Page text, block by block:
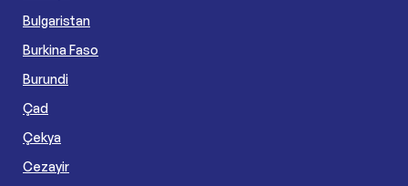
Bulgaristan
Burkina Faso
Burundi
Çad
Çekya
Cezayir